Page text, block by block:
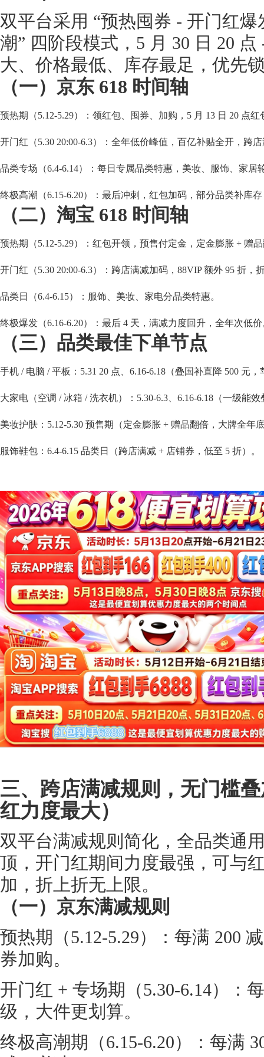
双平台采用 “预热囤券 - 开门红
潮” 四阶段模式，5 月 30 日 20
大、价格最低、库存最足，优先
（一）京东 618 时间轴
预热期（5.12-5.29）：领红包、囤券、加购，5 月 13 日 20 点
开门红（5.30 20:00-6.3）：全年低价峰值，百亿补贴全开，跨
品类专场（6.4-6.14）：每日专属品类特惠，美妆、服饰、家居
终极高潮（6.15-6.20）：最后冲刺，红包加码，部分品类补库
（二）淘宝 618 时间轴
预热期（5.12-5.29）：红包开领，预售付定金，定金膨胀 + 赠
开门红（5.30 20:00-6.3）：跨店满减加码，88VIP 额外 95 折，
品类日（6.4-6.15）：服饰、美妆、家电分品类特惠。
终极爆发（6.16-6.20）：最后 4 天，满减力度回升，全年次低
（三）品类最佳下单节点
手机 / 电脑 / 平板：5.31 20 点、6.16-6.18（叠国补直降 500 元
大家电（空调 / 冰箱 / 洗衣机）：5.30-6.3、6.16-6.18（一级能
美妆护肤：5.12-5.30 预售期（定金膨胀 + 赠品翻倍，大牌全年
服饰鞋包：6.4-6.15 品类日（跨店满减 + 店铺券，低至 5 折）。
三、跨店满减规则，无门槛
红力度最大）
双平台满减规则简化，全品类通
顶，开门红期间力度最强，可与
加，折上折无上限。
（一）京东满减规则
预热期（5.12-5.29）：每满 200
券加购。
开门红 + 专场期（5.30-6.14）：
级，大件更划算。
终极高潮期（6.15-6.20）：每满